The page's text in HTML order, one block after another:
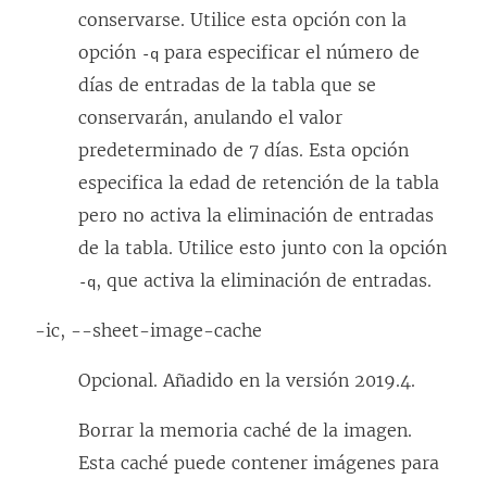
conservarse. Utilice esta opción con la
opción -q para especificar el número de
días de entradas de la tabla que se
conservarán, anulando el valor
predeterminado de 7 días. Esta opción
especifica la edad de retención de la tabla
pero no activa la eliminación de entradas
de la tabla. Utilice esto junto con la opción
-q, que activa la eliminación de entradas.
-ic, --sheet-image-cache
Opcional. Añadido en la versión 2019.4.
Borrar la memoria caché de la imagen.
Esta caché puede contener imágenes para